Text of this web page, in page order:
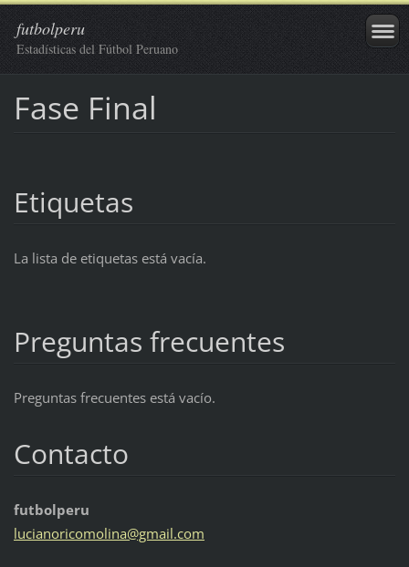
futbolperu
Estadísticas del Fútbol Peruano
Fase Final
Etiquetas
La lista de etiquetas está vacía.
Preguntas frecuentes
Preguntas frecuentes está vacío.
Contacto
futbolperu
lucianoricomolina@gmail.com